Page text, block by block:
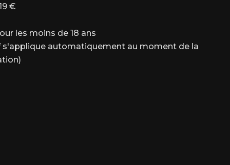
€
les moins de 18 ans
s'applique automatiquement au moment de la